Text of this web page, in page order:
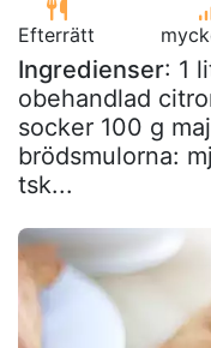
Efterrätt
Ingredienser: 1
obehandlad
socker 100 g
brödsmulorna:
tsk...